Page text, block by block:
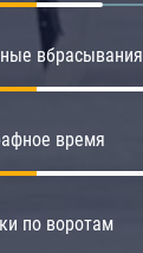
вбрасывания
время
по воротам